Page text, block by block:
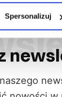
Spersonalizuj